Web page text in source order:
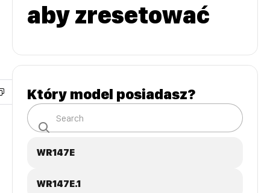
aby zresetować
Który model posiadasz?
WR147E
WR147E.1